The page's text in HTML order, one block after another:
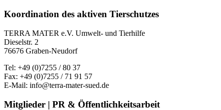
Koordination des aktiven Tierschutzes
TERRA MATER e.V. Umwelt- und Tierhilfe
Dieselstr. 2
76676 Graben-Neudorf
Tel: +49 (0)7255 / 80 37
Fax: +49 (0)7255 / 71 91 57
E-Mail: info@terra-mater-sued.de
Mitglieder | PR & Öffentlichkeitsarbeit